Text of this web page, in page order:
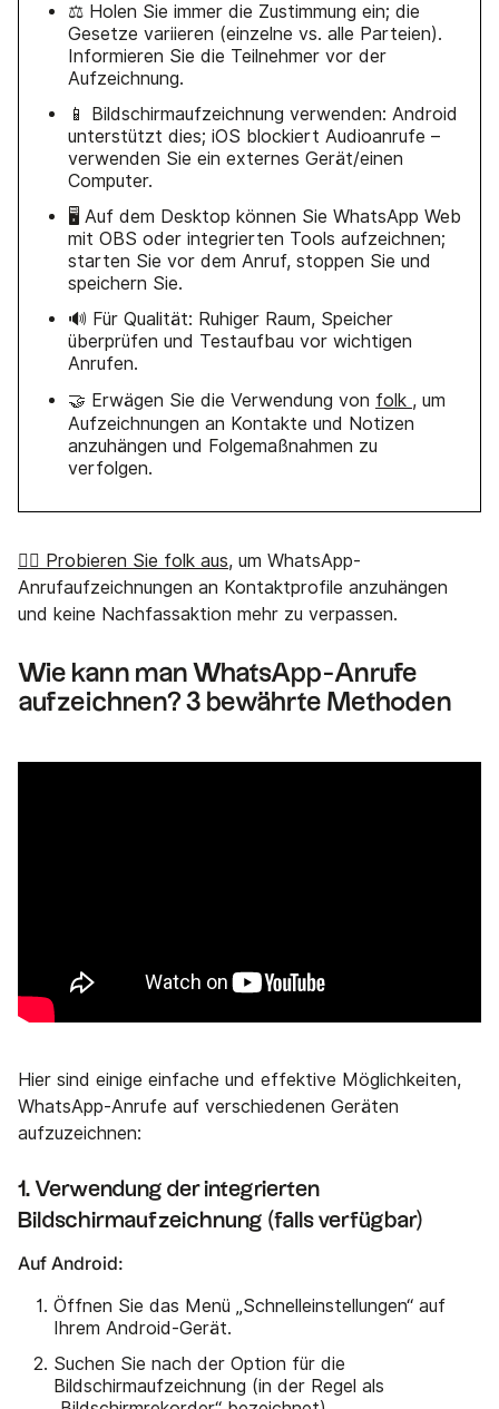
⚖️ Holen Sie immer die Zustimmung ein; die
Gesetze variieren (einzelne vs. alle Parteien).
Informieren Sie die Teilnehmer vor der
Aufzeichnung.
📱 Bildschirmaufzeichnung verwenden: Android
unterstützt dies; iOS blockiert Audioanrufe –
verwenden Sie ein externes Gerät/einen
Computer.
🖥️ Auf dem Desktop können Sie WhatsApp Web
mit OBS oder integrierten Tools aufzeichnen;
starten Sie vor dem Anruf, stoppen Sie und
speichern Sie.
🔊 Für Qualität: Ruhiger Raum, Speicher
überprüfen und Testaufbau vor wichtigen
Anrufen.
🤝 Erwägen Sie die Verwendung von folk , um
Aufzeichnungen an Kontakte und Notizen
anzuhängen und Folgemaßnahmen zu
verfolgen.
👉🏼 Probieren Sie folk aus, um WhatsApp-
Anrufaufzeichnungen an Kontaktprofile anzuhängen
und keine Nachfassaktion mehr zu verpassen.
Wie kann man WhatsApp-Anrufe
aufzeichnen? 3 bewährte Methoden
Hier sind einige einfache und effektive Möglichkeiten,
WhatsApp-Anrufe auf verschiedenen Geräten
aufzuzeichnen:
1. Verwendung der integrierten
Bildschirmaufzeichnung (falls verfügbar)
Auf Android:
Öffnen Sie das Menü „Schnelleinstellungen“ auf
Ihrem Android-Gerät.
Suchen Sie nach der Option für die
Bildschirmaufzeichnung (in der Regel als